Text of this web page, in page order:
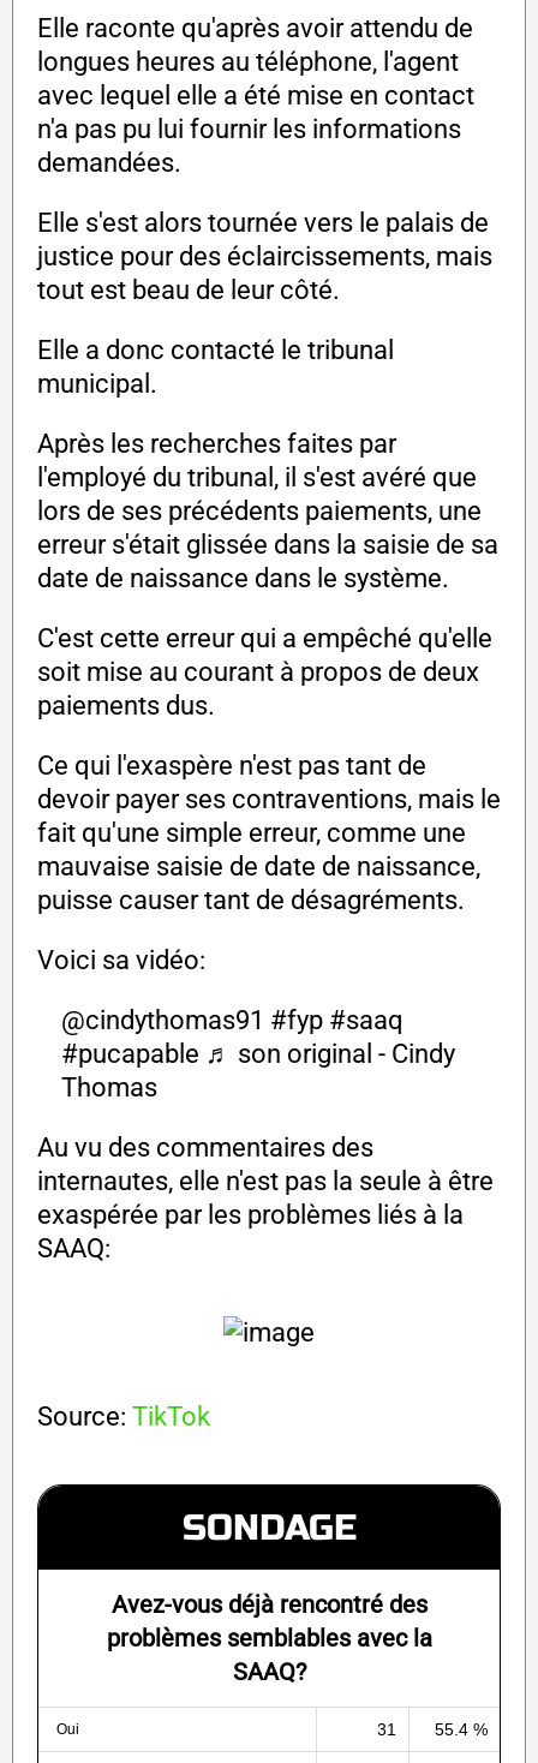
Elle raconte qu'après avoir attendu de
longues heures au téléphone, l'agent
avec lequel elle a été mise en contact
n'a pas pu lui fournir les informations
demandées.
Elle s'est alors tournée vers le palais de
justice pour des éclaircissements, mais
tout est beau de leur côté.
Elle a donc contacté le tribunal
municipal.
Après les recherches faites par
l'employé du tribunal, il s'est avéré que
lors de ses précédents paiements, une
erreur s'était glissée dans la saisie de sa
date de naissance dans le système.
C'est cette erreur qui a empêché qu'elle
soit mise au courant à propos de deux
paiements dus.
Ce qui l'exaspère n'est pas tant de
devoir payer ses contraventions, mais le
fait qu'une simple erreur, comme une
mauvaise saisie de date de naissance,
puisse causer tant de désagréments.
Voici sa vidéo:
@cindythomas91 #fyp #saaq
#pucapable ♬ son original - Cindy
Thomas
Au vu des commentaires des
internautes, elle n'est pas la seule à être
exaspérée par les problèmes liés à la
SAAQ:
Source: TikTok
SONDAGE
Avez-vous déjà rencontré des
problèmes semblables avec la
SAAQ?
Oui 31 55.4 %